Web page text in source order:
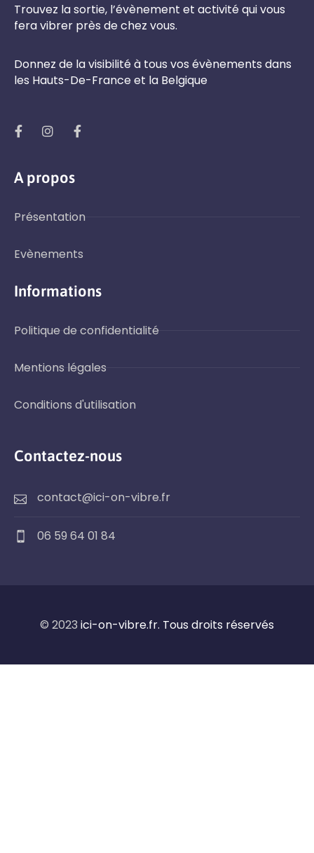
Trouvez la sortie, l’évènement et activité qui vous
fera vibrer près de chez vous.
Donnez de la visibilité à tous vos évènements dans
les Hauts-De-France et la Belgique
A propos
Présentation
Evènements
Informations
Politique de confidentialité
Mentions légales
Conditions d'utilisation
Contactez-nous
contact@ici-on-vibre.fr
06 59 64 01 84
© 2023 ici-on-vibre.fr. Tous droits réservés